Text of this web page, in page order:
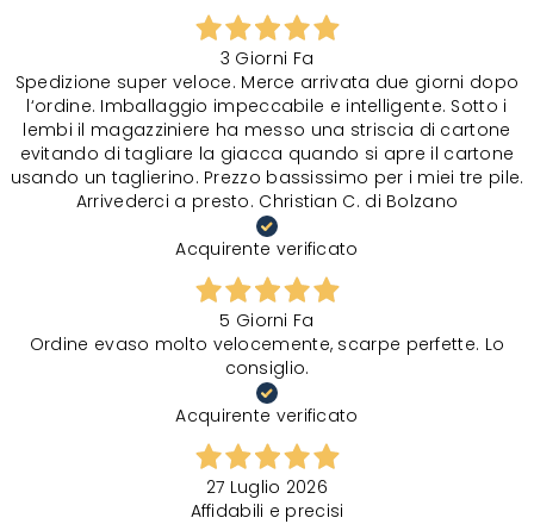
3 Giorni Fa
Spedizione super veloce. Merce arrivata due giorni dopo
l‘ordine. Imballaggio impeccabile e intelligente. Sotto i
lembi il magazziniere ha messo una striscia di cartone
evitando di tagliare la giacca quando si apre il cartone
usando un taglierino. Prezzo bassissimo per i miei tre pile.
Arrivederci a presto. Christian C. di Bolzano
Acquirente verificato
5 Giorni Fa
Ordine evaso molto velocemente, scarpe perfette. Lo
consiglio.
Acquirente verificato
27 Luglio 2026
Affidabili e precisi